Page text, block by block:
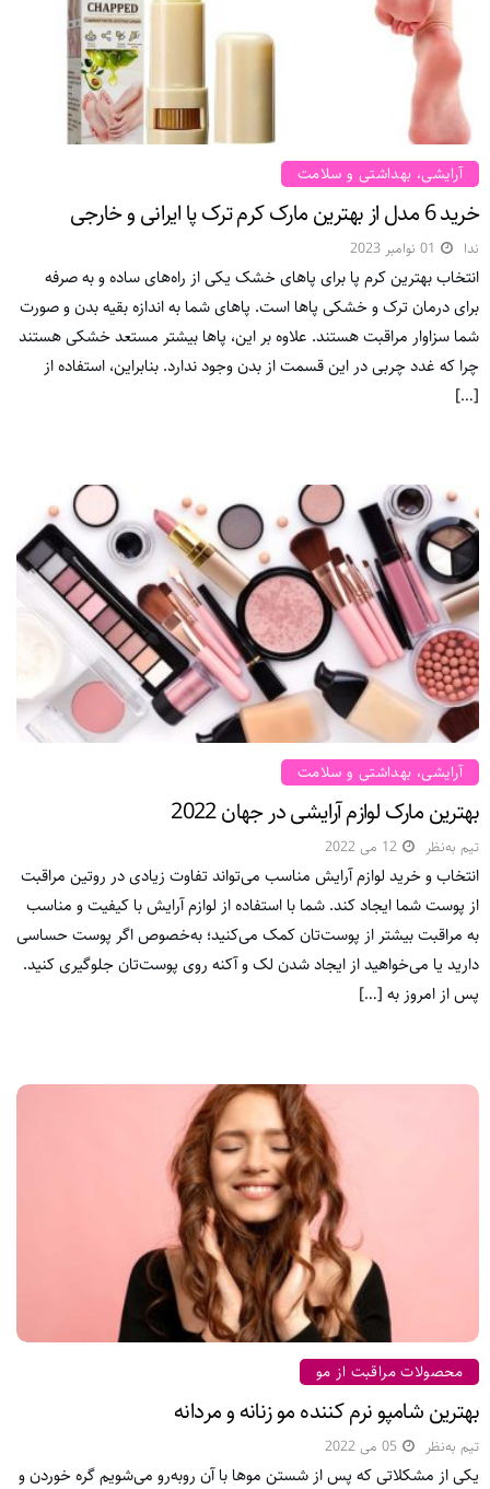
آرایشی، بهداشتی و سلامت
خرید 6 مدل از بهترین مارک کرم ترک پا ایرانی و خارجی
ندا 01 نوامبر 2023
انتخاب بهترین کرم پا برای پاهای خشک یکی ‌از راه‌های ساده و به صرفه
برای درمان ترک و خشکی پاها است. پاهای شما به اندازه بقیه بدن و صورت
شما سزاوار مراقبت هستند. علاوه بر این، پاها بیشتر مستعد خشکی هستند
چرا که غدد چربی در این قسمت از بدن وجود ندارد. بنابراین، استفاده از
[…]
آرایشی، بهداشتی و سلامت
بهترین مارک لوازم آرایشی در جهان 2022
تیم به‌نظر 12 می 2022
انتخاب و خرید لوازم آرایش مناسب می‌تواند تفاوت زیادی در روتین مراقبت
از پوست شما ایجاد کند. شما با استفاده از لوازم آرایش با کیفیت و مناسب
به مراقبت بیشتر از پوست‌تان کمک می‌کنید؛ به‌خصوص اگر پوست حساسی
دارید یا می‌خواهید از ایجاد شدن لک و آکنه روی پوست‌تان جلوگیری کنید.
پس از امروز به […]
محصولات مراقبت از مو
بهترین شامپو نرم کننده مو زنانه و مردانه
تیم به‌نظر 05 می 2022
یکی از مشکلاتی که پس از شستن موها با آن روبه‌رو می‌شویم گره خوردن و